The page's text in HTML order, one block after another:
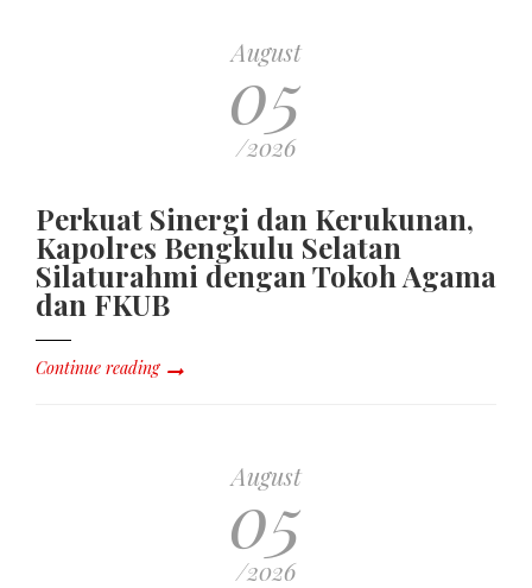
August
05
/2026
Perkuat Sinergi dan Kerukunan,
Kapolres Bengkulu Selatan
Silaturahmi dengan Tokoh Agama
dan FKUB
Continue reading
August
05
/2026